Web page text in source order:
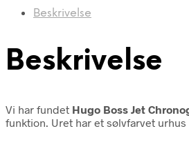
Beskrivelse
Beskrivelse
Vi har fundet Hugo Boss Jet
funktion. Uret har et sølvfarvet